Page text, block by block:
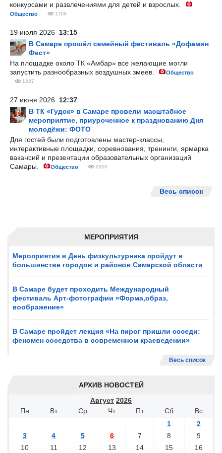
МЕРОПРИЯТИЯ
Мероприятия в День физкультурника пройдут в
большинстве городов и районов Самарской области
В Самаре будет проходить Международный
фестиваль Арт-фотографии «Форма,образ,
воображение»
В Самаре пройдет лекция «На пирог пришли соседи:
феномен соседства в современном краеведении»
Весь список
АРХИВ НОВОСТЕЙ
Август 2026
Пн
Вт Ср Чт Пт Сб
Вс
1
2
3
4 5 6 7 8
9
10
11 12 13 14 15 16
конкурсами и развлечениями для детей и взрослых.
Общество 1706
19 июля 2026 13:15
В Самаре прошёл семейный фестиваль «Дофамин
Фест»
На площадке около ТК «Амбар» все желающие могли
запустить разнообразных воздушных змеев.
Общество
1227
27 июня 2026 12:37
В ТК «Гудок» в Самаре провели масштабное
мероприятие, приуроченное к празднованию Дня
молодёжи: ФОТО
Для гостей были подготовлены мастер-классы,
интерактивные площадки, соревнования, тренинги, ярмарка
вакансий и презентации образовательных организаций
Самары.
Общество 2950
Весь список